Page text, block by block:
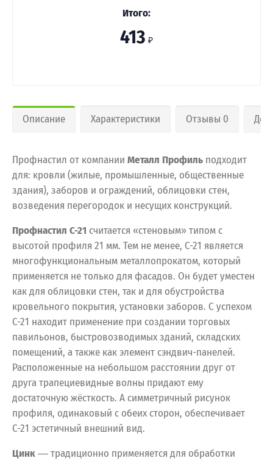
Итого:
413 ₽
Описание Характеристики Отзывы 0
Профнастил от компании Металл Профиль подходит
для: кровли (жилые, промышленные, общественные
здания), заборов и ограждений, облицовки стен,
возведения перегородок и несущих конструкций.
Профнастил С-21 считается «стеновым» типом с
высотой профиля 21 мм. Тем не менее, С-21 является
многофункциональным металлопрокатом, который
применяется не только для фасадов. Он будет уместен
как для облицовки стен, так и для обустройства
кровельного покрытия, установки заборов. С успехом
С-21 находит применение при создании торговых
павильонов, быстровозводимых зданий, складских
помещений, а также как элемент сэндвич-панелей.
Расположенные на небольшом расстоянии друг от
друга трапециевидные волны придают ему
достаточную жёсткость. А симметричный рисунок
профиля, одинаковый с обеих сторон, обеспечивает
С-21 эстетичный внешний вид.
Цинк― традиционно применяется для обработки